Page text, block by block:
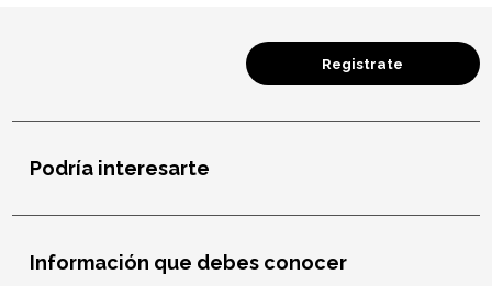
Registrate
Podría interesarte
Información que debes conocer